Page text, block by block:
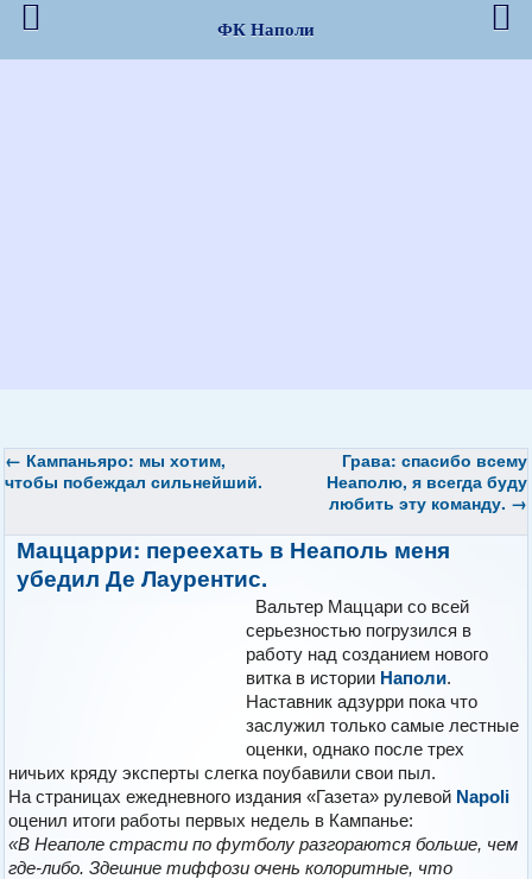
← Кампаньяро: мы хотим,
чтобы побеждал сильнейший.
Грава: спасибо всему
Неаполю, я всегда буду
любить эту команду. →
Маццарри: переехать в Неаполь меня
убедил Де Лаурентис.
Вальтер Маццари со всей
серьезностью погрузился в
работу над созданием нового
витка в истории Наполи.
Наставник адзурри пока что
заслужил только самые лестные
оценки, однако после трех
ничьих кряду эксперты слегка поубавили свои пыл.
На страницах ежедневного издания «Газета» рулевой Nаpоli
оценил итоги работы первых недель в Кампанье:
«В Неаполе страсти по футболу разгораются больше, чем
где-либо. Здешние тиффози очень колоритные, что
ФК Наполи